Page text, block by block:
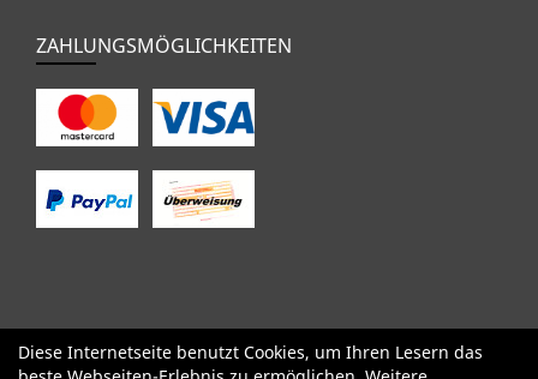
ZAHLUNGSMÖGLICHKEITEN
SALE Specialized Factor Cervélo BMC Orbea
Yeti
Diese Internetseite benutzt Cookies, um Ihren Lesern das